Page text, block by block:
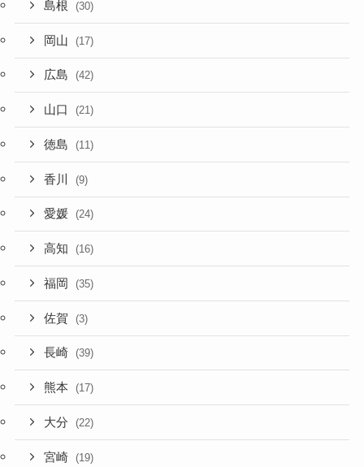
島根 (30)
岡山 (17)
広島 (42)
山口 (21)
徳島 (11)
香川 (9)
愛媛 (24)
高知 (16)
福岡 (35)
佐賀 (3)
長崎 (39)
熊本 (17)
大分 (22)
宮崎 (19)